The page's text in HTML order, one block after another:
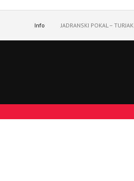
Info JADRANSKI POKAL – TURJAK